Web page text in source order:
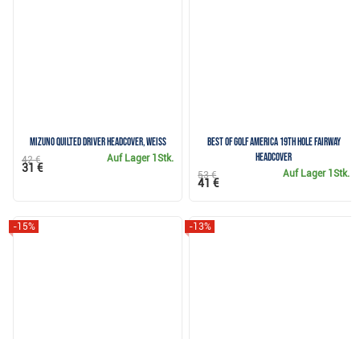
Mizuno Quilted Driver Headcover, weiss
Auf Lager 1Stk.
42 €
31 €
Best of Golf America 19th Hole Fairway
Headcover
Auf Lager 1Stk.
53 €
41 €
-15% -13%